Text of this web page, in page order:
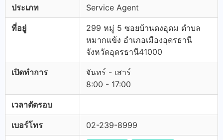
ประเภท Service Agent
ที่อยู่
299 หมู่ 5 ซอยบ้านดงอุดม ตำบล
หมากแข้ง อำเภอเมืองอุดรธานี
จังหวัดอุดรธานี41000
เปิดทำการ
จันทร์ - เสาร์
8:00 - 17:00
เวลาตัดรอบ
เบอร์โทร 02-239-8999